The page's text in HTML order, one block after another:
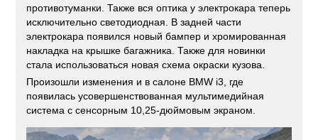
противотуманки. Также вся оптика у электрокара теперь
исключительно светодиодная. В задней части
электрокара появился новый бампер и хромированная
накладка на крышке багажника. Также для новинки
стала использоваться новая схема окраски кузова.
Произошли изменения и в салоне BMW i3, где
появилась усовершенствованная мультимедийная
система с сенсорным 10,25-дюймовым экраном.